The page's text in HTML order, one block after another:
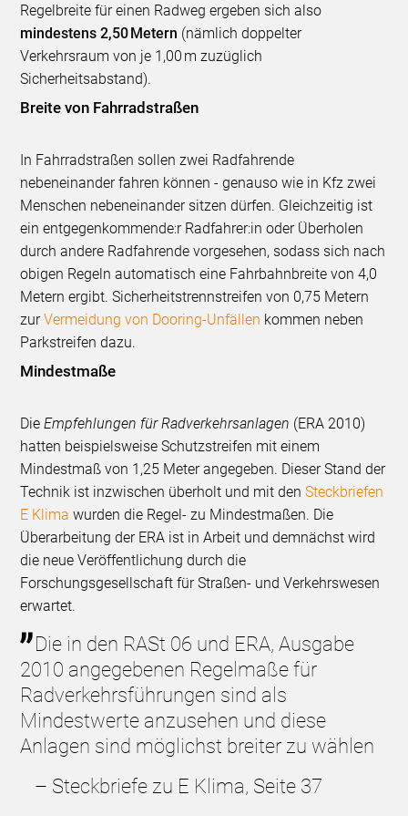
Regelbreite für einen Radweg ergeben sich also
mindestens 2,50 Metern (nämlich doppelter
Verkehrsraum von je 1,00 m zuzüglich
Sicherheitsabstand).
Breite von Fahrradstraßen
In Fahrradstraßen sollen zwei Radfahrende
nebeneinander fahren können - genauso wie in Kfz zwei
Menschen nebeneinander sitzen dürfen. Gleichzeitig ist
ein entgegenkommende:r Radfahrer:in oder Überholen
durch andere Radfahrende vorgesehen, sodass sich nach
obigen Regeln automatisch eine Fahrbahnbreite von 4,0
Metern ergibt. Sicherheitstrennstreifen von 0,75 Metern
zurVermeidung von Dooring-Unfällen kommen neben
Parkstreifen dazu.
Mindestmaße
DieEmpfehlungen für Radverkehrsanlagen (ERA 2010)
hatten beispielsweise Schutzstreifen mit einem
Mindestmaß von 1,25 Meter angegeben. Dieser Stand der
Technik ist inzwischen überholt und mit denSteckbriefen
E Klima wurden die Regel- zu Mindestmaßen. Die
Überarbeitung der ERA ist in Arbeit und demnächst wird
die neue Veröffentlichung durch die
Forschungsgesellschaft für Straßen- und Verkehrswesen
erwartet.
Die in den RASt 06 und ERA, Ausgabe
2010 angegebenen Regelmaße für
Radverkehrsführungen sind als
Mindestwerte anzusehen und diese
Anlagen sind möglichst breiter zu wählen
– Steckbriefe zu E Klima, Seite 37